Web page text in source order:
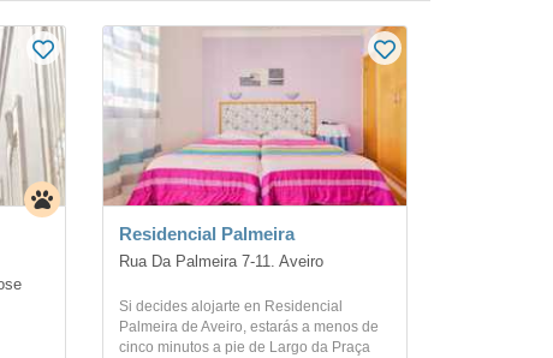
Residencial Palmeira
Rua Da Palmeira 7-11. Aveiro
Si decides alojarte en Residencial
Palmeira de Aveiro, estarás a menos de
cinco minutos a pie de Largo da Praça